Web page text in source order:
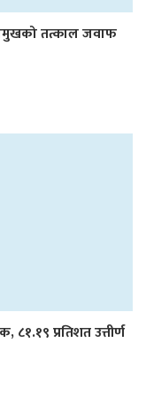
तत्काल जवाफ
८१.१९ प्रतिशत उत्तीर्ण